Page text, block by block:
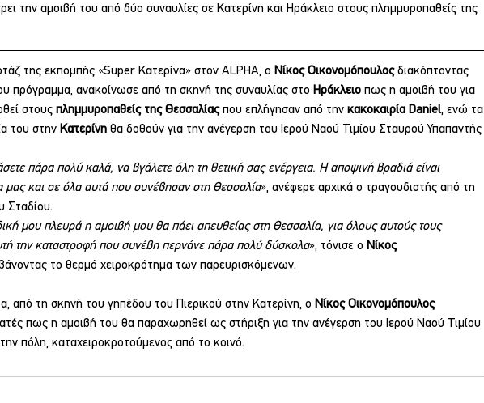
την αμοιβή του από δύο συναυλίες σε Κατερίνη και Ηράκλειο στους πλημμυροπαθείς της
της εκπομπής «Super Κατερίνα» στον ALPHA, ο Νίκος Οικονομόπουλος διακόπτοντας
πρόγραμμα, ανακοίνωσε από τη σκηνή της συναυλίας στο Ηράκλειο πως η αμοιβή του για
στους πλημμυροπαθείς της Θεσσαλίας που επλήγησαν από την κακοκαιρία Daniel, ενώ τα
του στην Κατερίνη θα δοθούν για την ανέγερση του Ιερού Ναού Τιμίου Σταυρού Υπαπαντής
πάρα πολύ καλά, να βγάλετε όλη τη θετική σας ενέργεια. Η αποψινή βραδιά είναι
και σε όλα αυτά που συνέβησαν στη Θεσσαλία», ανέφερε αρχικά ο τραγουδιστής από τη
Σταδίου.
μου πλευρά η αμοιβή μου θα πάει απευθείας στη Θεσσαλία, για όλους αυτούς τους
την καταστροφή που συνέβη περνάνε πάρα πολύ δύσκολα», τόνισε ο Νίκος
το θερμό χειροκρότημα των παρευρισκόμενων.
από τη σκηνή του γηπέδου του Πιερικού στην Κατερίνη, ο Νίκος Οικονομόπουλος
πως η αμοιβή του θα παραχωρηθεί ως στήριξη για την ανέγερση του Ιερού Ναού Τιμίου
πόλη, καταχειροκροτούμενος από το κοινό.